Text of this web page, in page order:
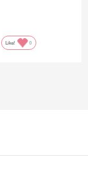
ます。個人的には
Like! 0